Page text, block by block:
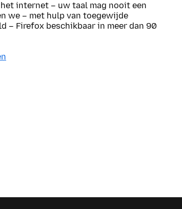
internet – uw taal mag nooit een
we – met hulp van toegewijde
– Firefox beschikbaar in meer dan 90